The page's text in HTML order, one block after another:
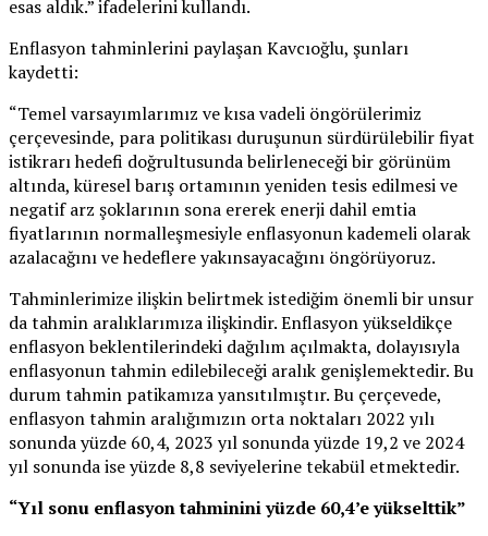
esas aldık.” ifadelerini kullandı.
Enflasyon tahminlerini paylaşan Kavcıoğlu, şunları
kaydetti:
“Temel varsayımlarımız ve kısa vadeli öngörülerimiz
çerçevesinde, para politikası duruşunun sürdürülebilir fiyat
istikrarı hedefi doğrultusunda belirleneceği bir görünüm
altında, küresel barış ortamının yeniden tesis edilmesi ve
negatif arz şoklarının sona ererek enerji dahil emtia
fiyatlarının normalleşmesiyle enflasyonun kademeli olarak
azalacağını ve hedeflere yakınsayacağını öngörüyoruz.
Tahminlerimize ilişkin belirtmek istediğim önemli bir unsur
da tahmin aralıklarımıza ilişkindir. Enflasyon yükseldikçe
enflasyon beklentilerindeki dağılım açılmakta, dolayısıyla
enflasyonun tahmin edilebileceği aralık genişlemektedir. Bu
durum tahmin patikamıza yansıtılmıştır. Bu çerçevede,
enflasyon tahmin aralığımızın orta noktaları 2022 yılı
sonunda yüzde 60,4, 2023 yıl sonunda yüzde 19,2 ve 2024
yıl sonunda ise yüzde 8,8 seviyelerine tekabül etmektedir.
“Yıl sonu enflasyon tahminini yüzde 60,4’e yükselttik”